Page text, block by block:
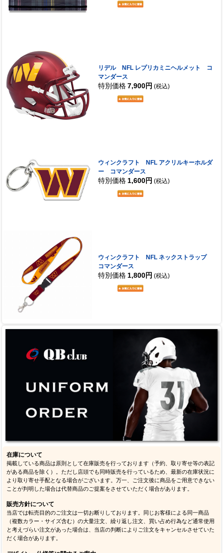
リデル NFL レプリカミニヘルメット コ
マンダース
特別価格 7,900円 (税込)
ウィンクラフト NFL アクリルキーホルダ
ー コマンダース
特別価格 1,600円 (税込)
ウィンクラフト NFL ネックストラップ
コマンダース
特別価格 1,800円 (税込)
在庫について
掲載している商品は原則として在庫販売を行っております（予約、取り寄せ等の表記
がある商品を除く）。ただし店頭でも同時販売を行っているため、最新の在庫状況に
より取り寄せ手配となる場合がございます。万一、ご注文後に商品をご用意できない
ことが判明した場合は代替商品のご提案をさせていただく場合があります。
販売方針について
当店では転売目的のご注文は一切お断りしております。同じお客様による同一商品
（複数カラー・サイズ含む）の大量注文、繰り返し注文、買い占め行為など通常使用
と考えづらい注文があった場合は、当店の判断によりご注文をキャンセルさせていた
だく場合があります。